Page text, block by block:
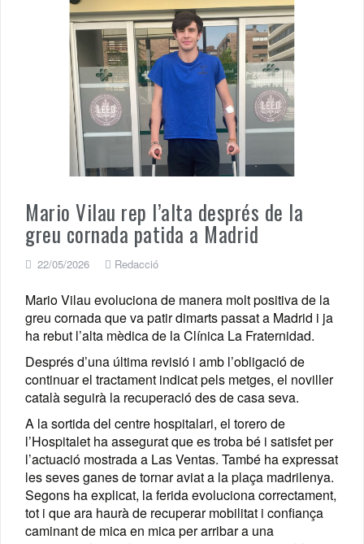
Mario Vilau rep l’alta després de la
greu cornada patida a Madrid
22/05/2026 Redacció
Mario Vilau evoluciona de manera molt positiva de la
greu cornada que va patir dimarts passat a Madrid i ja
ha rebut l’alta mèdica de la Clínica La Fraternidad.
Després d’una última revisió i amb l’obligació de
continuar el tractament indicat pels metges, el noviller
català seguirà la recuperació des de casa seva.
A la sortida del centre hospitalari, el torero de
l’Hospitalet ha assegurat que es troba bé i satisfet per
l’actuació mostrada a Las Ventas. També ha expressat
les seves ganes de tornar aviat a la plaça madrilenya.
Segons ha explicat, la ferida evoluciona correctament,
tot i que ara haurà de recuperar mobilitat i confiança
caminant de mica en mica per arribar a una